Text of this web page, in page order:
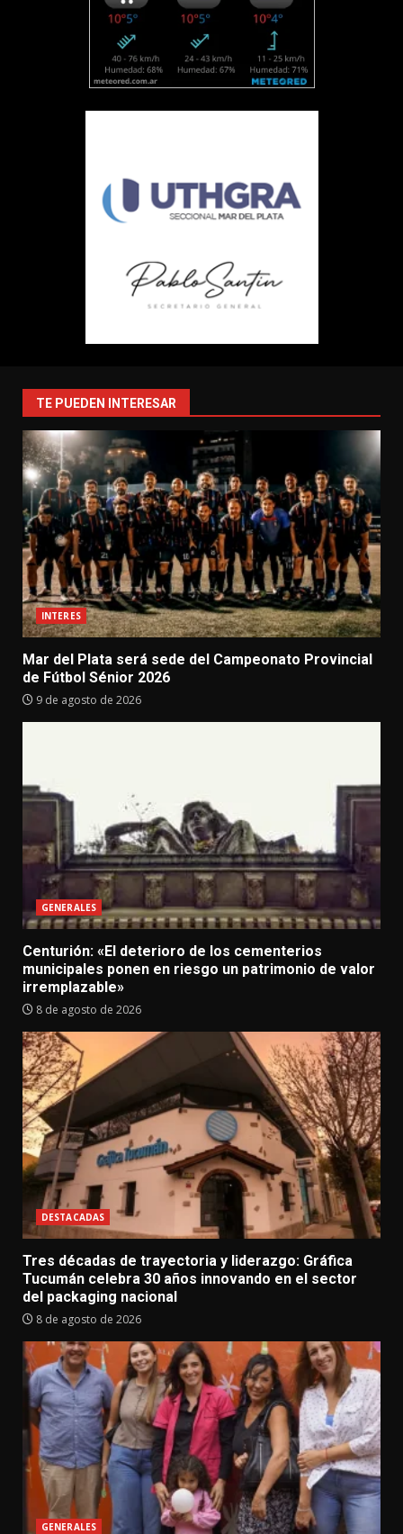
TE PUEDEN INTERESAR
INTERES
Mar del Plata será sede del Campeonato Provincial
de Fútbol Sénior 2026
9 de agosto de 2026
GENERALES
Centurión: «El deterioro de los cementerios
municipales ponen en riesgo un patrimonio de valor
irremplazable»
8 de agosto de 2026
DESTACADAS
Tres décadas de trayectoria y liderazgo: Gráfica
Tucumán celebra 30 años innovando en el sector
del packaging nacional
8 de agosto de 2026
GENERALES